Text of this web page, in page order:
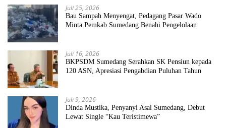
Juli 25, 2026
Bau Sampah Menyengat, Pedagang Pasar Wado
Minta Pemkab Sumedang Benahi Pengelolaan
Juli 16, 2026
BKPSDM Sumedang Serahkan SK Pensiun kepada
120 ASN, Apresiasi Pengabdian Puluhan Tahun
Juli 9, 2026
Dinda Mustika, Penyanyi Asal Sumedang, Debut
Lewat Single “Kau Teristimewa”